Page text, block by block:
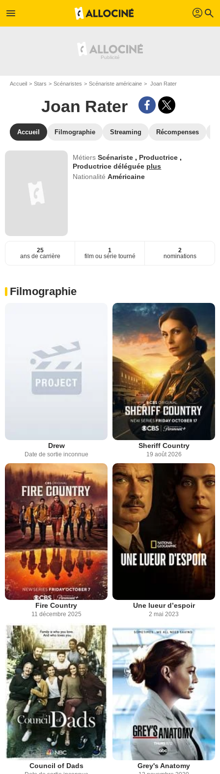
menu profil search
Accueil Stars Scénaristes Scénariste américaine Joan Rater
Joan Rater
Accueil Filmographie Streaming Récompenses
MétiersScénariste , Productrice ,
Productrice déléguée plus
NationalitéAméricaine
25
ans de carrière
1
film ou série tourné
2
nominations
Filmographie
Drew
Date de sortie inconnue
Sheriff Country
19 août 2026
Fire Country
11 décembre 2025
Une lueur d’espoir
2 mai 2023
Council of Dads Grey's Anatomy